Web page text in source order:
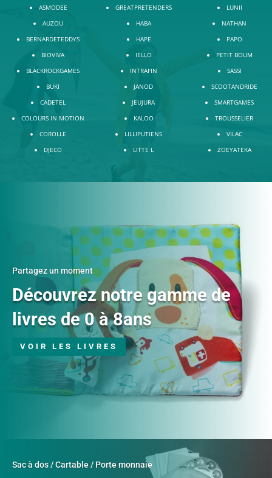
ASMODEE
AUZOU
BERNARDETEDDYS
BIOVIVA
BLACKROCKGAMES
BUKI
CADETEL
COLOURS IN MOTION
COROLLE
DJECO
GREATPRETENDERS
HABA
HAPE
IELLO
INTRAFIN
JANOD
JEUJURA
KALOO
LILLIPUTIENS
LITTE L
LUNII
NATHAN
PAPO
PETIT BOUM
SASSI
SCOOTANDRIDE
SMARTGAMES
TROUSSELIER
VILAC
ZOEYATEKA
Partagez un moment
Découvrez notre gamme de
livres de 0 à 8ans
VOIR LES LIVRES
Sac à dos / Cartable / Porte monnaie